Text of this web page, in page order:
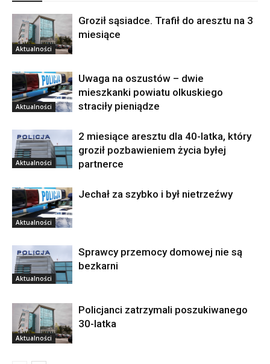
Aktualności
Groził sąsiadce. Trafił do aresztu na 3
miesiące
Aktualności
Uwaga na oszustów – dwie
mieszkanki powiatu olkuskiego
straciły pieniądze
Aktualności
2 miesiące aresztu dla 40-latka, który
groził pozbawieniem życia byłej
partnerce
Aktualności
Jechał za szybko i był nietrzeźwy
Aktualności
Sprawcy przemocy domowej nie są
bezkarni
Aktualności
Policjanci zatrzymali poszukiwanego
30-latka